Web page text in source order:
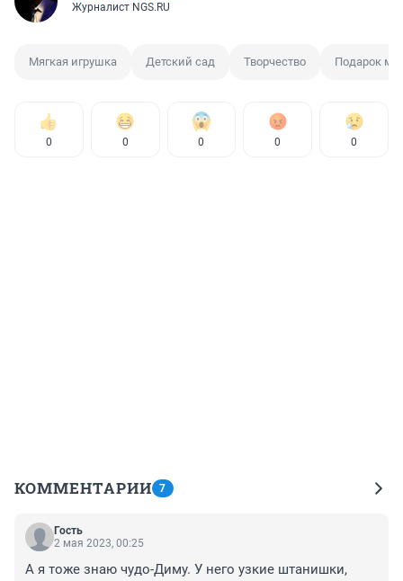
Журналист NGS.RU
Мягкая игрушка Детский сад Творчество Подарок
0 0 0 0 0
КОММЕНТАРИИ 7
Гость
2 мая 2023, 00:25
А я тоже знаю чудо-Диму. У него узкие штанишки,